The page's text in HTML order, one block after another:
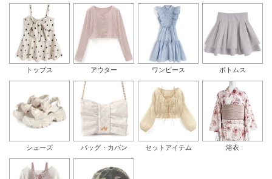
トップス アウター ワンピース ボトムス
シューズ バッグ・カバン セットアイテム 浴衣